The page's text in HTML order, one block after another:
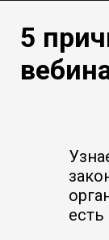
5
есть